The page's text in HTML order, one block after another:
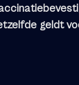
geldt